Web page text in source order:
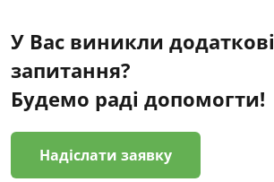
У Вас виникли додаткові
запитання?
Будемо раді допомогти!
Надіслати заявку